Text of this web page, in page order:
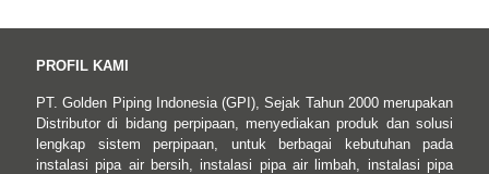
PROFIL KAMI
PT. Golden Piping Indonesia (GPI), Sejak Tahun 2000 merupakan
Distributor di bidang perpipaan, menyediakan produk dan solusi
lengkap sistem perpipaan, untuk berbagai kebutuhan pada
instalasi pipa air bersih, instalasi pipa air limbah, instalasi pipa